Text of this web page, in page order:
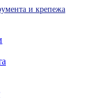
и крепежа